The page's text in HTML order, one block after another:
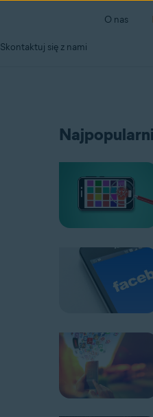
O nas
Skontaktuj się z nami